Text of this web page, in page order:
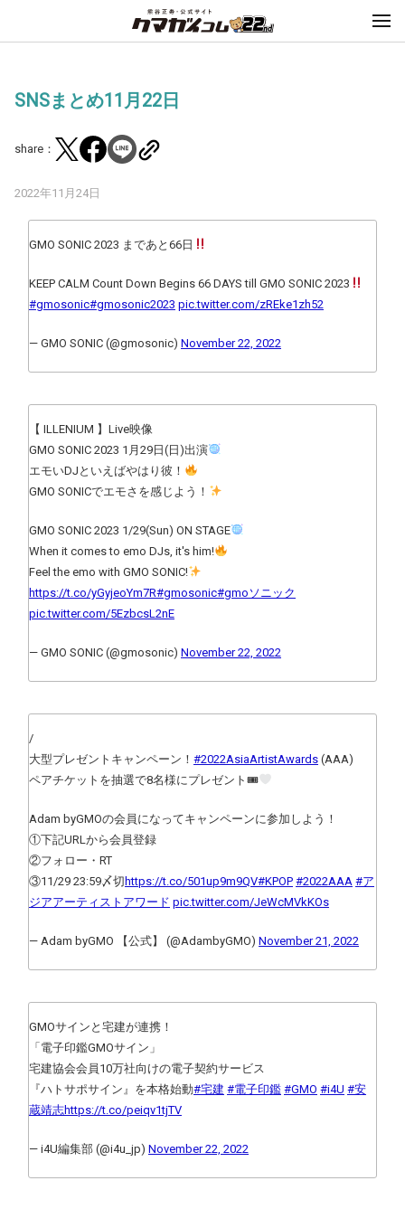
SNSまとめ11月22日
share：
2022年11月24日
GMO SONIC 2023 まであと66日
KEEP CALM Count Down Begins 66 DAYS till GMO SONIC 2023
#gmosonic#gmosonic2023 pic.twitter.com/zREke1zh52
— GMO SONIC (@gmosonic) November 22, 2022
【 ILLENIUM 】Live映像
GMO SONIC 2023 1月29日(日)出演
エモいDJといえばやはり彼！
GMO SONICでエモさを感じよう！
GMO SONIC 2023 1/29(Sun) ON STAGE
When it comes to emo DJs, it's him!
Feel the emo with GMO SONIC!
https://t.co/yGyjeoYm7R#gmosonic#gmoソニック
pic.twitter.com/5EzbcsL2nE
— GMO SONIC (@gmosonic) November 22, 2022
/
大型プレゼントキャンペーン！ #2022AsiaArtistAwards (AAA)
ペアチケットを抽選で8名様にプレゼント🎟
Adam byGMOの会員になってキャンペーンに参加しよう！
①下記URLから会員登録
②フォロー・RT
③11/29 23:59〆切 https://t.co/501up9m9QV#KPOP #2022AAA #ア
ジアアーティストアワード pic.twitter.com/JeWcMVkKOs
— Adam byGMO 【公式】 (@AdambyGMO) November 21, 2022
GMOサインと宅建が連携！
「電子印鑑GMOサイン」
宅建協会会員10万社向けの電子契約サービス
『ハトサポサイン』を本格始動#宅建 #電子印鑑 #GMO #i4U #安
蔵靖志https://t.co/peiqv1tjTV
— i4U編集部 (@i4u_jp) November 22, 2022